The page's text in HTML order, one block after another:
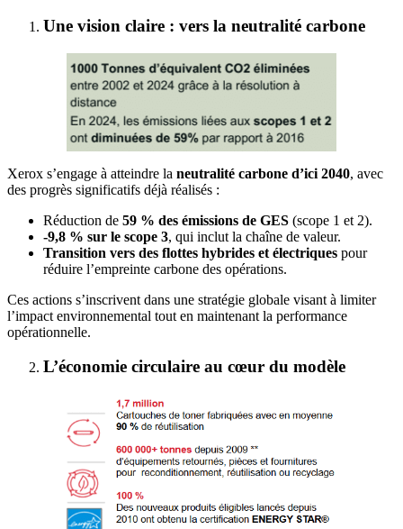
Une vision claire : vers la neutralité carbone
Xerox s’engage à atteindre la neutralité carbone d’ici 2040, avec
des progrès significatifs déjà réalisés :
Réduction de 59 % des émissions de GES (scope 1 et 2).
-9,8 % sur le scope 3, qui inclut la chaîne de valeur.
Transition vers des flottes hybrides et électriques pour
réduire l’empreinte carbone des opérations.
Ces actions s’inscrivent dans une stratégie globale visant à limiter
l’impact environnemental tout en maintenant la performance
opérationnelle.
L’économie circulaire au cœur du modèle